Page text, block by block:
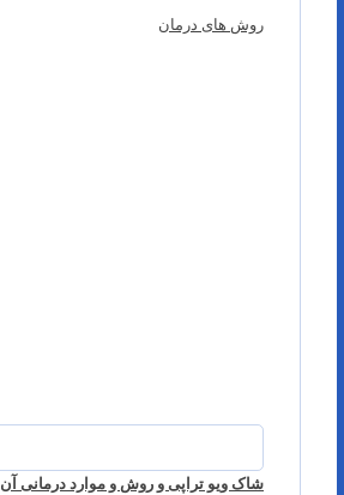
روش های درمان
شاک ویو تراپی و روش و موارد درمانی آن